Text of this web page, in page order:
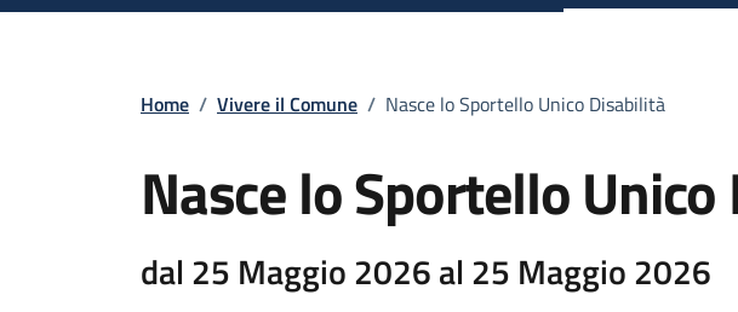
Home / Vivere il Comune / Nasce lo Sportello Unico Disabilità
Nasce lo Sportello
dal 25 Maggio 2026 al 25 Maggio 2026